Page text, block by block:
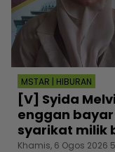
MSTAR | HIBURAN
[V] Syida
enggan
syarikat milik
Khamis, 6 Ogos 2026